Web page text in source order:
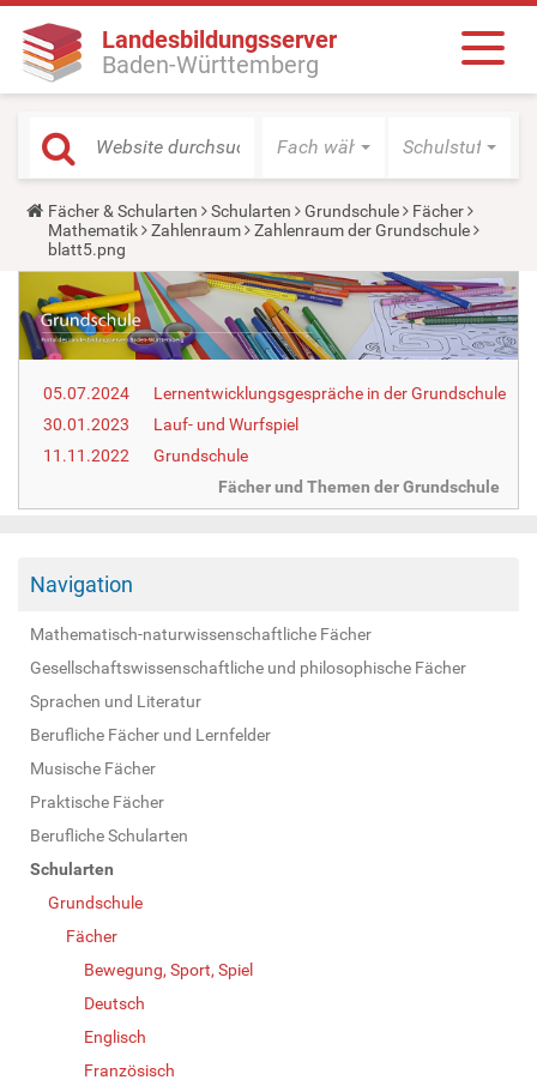
Landesbildungsserver
Baden-Württemberg
Fach wählen Schulstufe
Y
o
u
a
e
h
e
r
:
Fächer & Schularten Schularten Grundschule
Fächer
Mathematik
Zahlenraum
Zahlenraum der Grundschule
blatt5.png
05.07.2024
Lernentwicklungsgespräche in der Grundschule
30.01.2023
Lauf- und Wurfspiel
11.11.2022
Grundschule
Fächer und Themen der Grundschule
Navigation
Mathematisch-naturwissenschaftliche Fächer
Gesellschaftswissenschaftliche und philosophische Fächer
Sprachen und Literatur
Berufliche Fächer und Lernfelder
Musische Fächer
Praktische Fächer
Berufliche Schularten
Schularten
Grundschule
Fächer
Bewegung, Sport, Spiel
Deutsch
Englisch
Französisch